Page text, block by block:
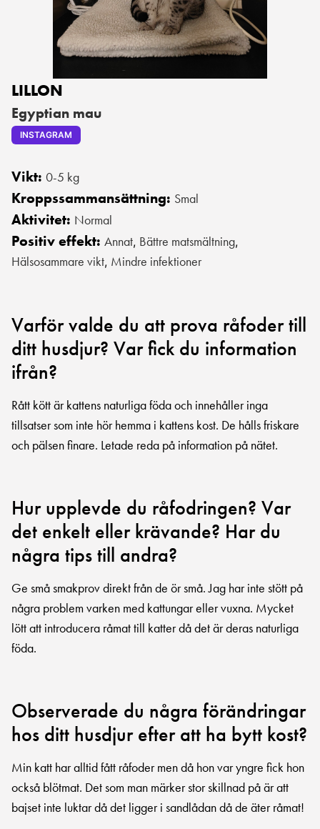
LILLON
Egyptian mau
INSTAGRAM
Vikt: 0-5 kg
Kroppssammansättning: Smal
Aktivitet: Normal
Positiv effekt: Annat, Bättre matsmältning,
Hälsosammare vikt, Mindre infektioner
Varför valde du att prova råfoder till
ditt husdjur? Var fick du information
ifrån?
Rått kött är kattens naturliga föda och innehåller inga
tillsatser som inte hör hemma i kattens kost. De hålls friskare
och pälsen finare. Letade reda på information på nätet.
Hur upplevde du råfodringen? Var
det enkelt eller krävande? Har du
några tips till andra?
Ge små smakprov direkt från de ör små. Jag har inte stött på
några problem varken med kattungar eller vuxna. Mycket
lött att introducera råmat till katter då det är deras naturliga
föda.
Observerade du några förändringar
hos ditt husdjur efter att ha bytt kost?
Min katt har alltid fått råfoder men då hon var yngre fick hon
också blötmat. Det som man märker stor skillnad på är att
bajset inte luktar då det ligger i sandlådan då de äter råmat!